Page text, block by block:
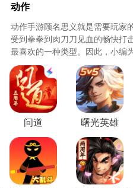
炫舞浪漫爱手游特色
1、靓丽的3D人物形像，
2、精美的场景，极具冲击
3、全方位的打造惊艳感，
4、移动平台上真3D效果
戏的精致画面和完美手感
5、更可畅享音乐舞蹈乐趣
人动作的房间;
动作
动作手游顾名思义就是需要玩家
受到拳拳到肉刀刀见血的畅快打
最喜欢的一种类型。因此，小编
2018年最好玩的动作手游大全
载动作手游。
问道 曙光英雄